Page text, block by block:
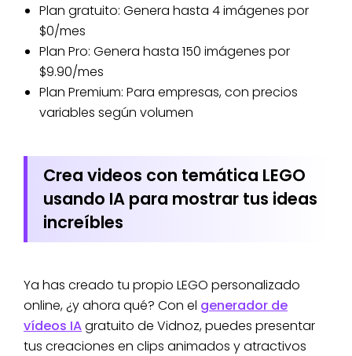
Plan gratuito: Genera hasta 4 imágenes por
$0/mes
Plan Pro: Genera hasta 150 imágenes por
$9.90/mes
Plan Premium: Para empresas, con precios
variables según volumen
Crea videos con temática LEGO
usando IA para mostrar tus ideas
increíbles
Ya has creado tu propio LEGO personalizado
online, ¿y ahora qué? Con el generador de
vídeos IAgratuito de Vidnoz, puedes presentar
tus creaciones en clips animados y atractivos